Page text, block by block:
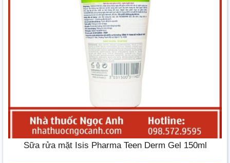
Sữa rửa mặt Isis Pharma Teen Derm Gel 150ml